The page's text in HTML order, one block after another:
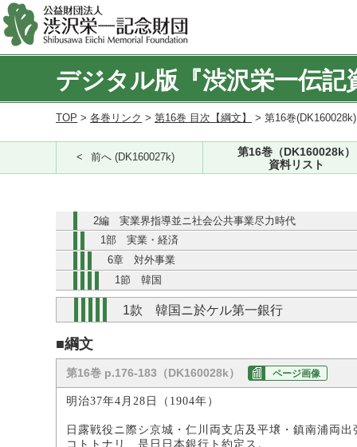
デジタル版『渋沢栄一伝記
TOP > 各巻リンク > 第16巻 目次【綱文】 > 第16巻
前へ (DK160027k)
第16巻（DK160028k）
資料リスト
2編 実業界指導並ニ社会公共事業尽力時代
1部 実業・経済
6章 対外事業
1節 韓国
1款 韓国ニ於ケル第一銀行
■綱文
第16巻 p.176-183（DK160028k） ページ画像
明治37年4月28日（1904年）
日露戦役ニ際シ京城・仁川両支店及平壌・鎮南浦両
コトトナリ、是日日本銀行ト約定ス。